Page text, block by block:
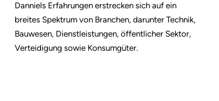
Danniels Erfahrungen erstrecken sich auf ein
breites Spektrum von Branchen, darunter Technik,
Bauwesen, Dienstleistungen, öffentlicher Sektor,
Verteidigung sowie Konsumgüter.